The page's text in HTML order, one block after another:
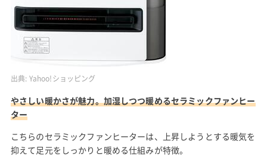
出典: Yahoo!ショッピング
やさしい暖かさが魅力。加湿しつつ暖めるセラミックファンヒー
ター
こちらのセラミックファンヒーターは、上昇しようとする暖気を
抑えて足元をしっかりと暖める仕組みが特徴。